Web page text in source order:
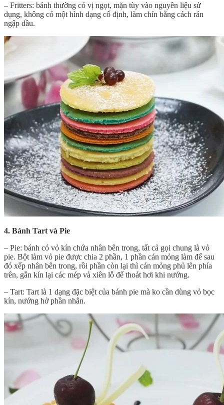
– Fritters: bánh thường có vị ngọt, mặn tùy vào nguyên liệu sử
dụng, không có một hình dạng cố định, làm chín bằng cách rán
ngập dầu.
4. Bánh Tart và Pie
– Pie: bánh có vỏ kín chứa nhân bên trong, tất cả gọi chung là vỏ
pie. Bột làm vỏ pie được chia 2 phần, 1 phần cán mỏng làm đế sau
đó xếp nhân bên trong, rồi phần còn lại thì cán mỏng phủ lên phía
trên, gắn kín lại các mép và xiên lỗ để thoát hơi khi nướng.
– Tart: Tart là 1 dạng đặc biệt của bánh pie mà ko cần dùng vỏ bọc
kín, nướng hở phần nhân.